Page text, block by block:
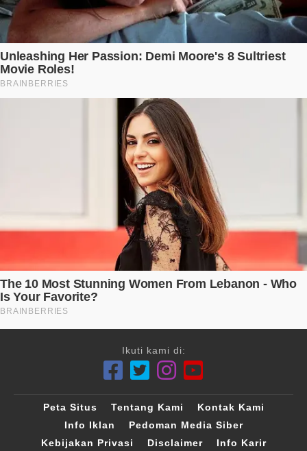
Ikuti kami di:
Peta Situs Tentang Kami
Kontak Kami
Info Iklan
Pedoman Media Siber
Kebijakan Privasi
Disclaimer Info Karir